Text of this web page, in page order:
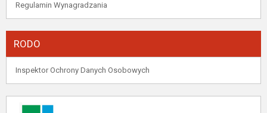
Regulamin Wynagradzania
RODO
Inspektor Ochrony Danych Osobowych